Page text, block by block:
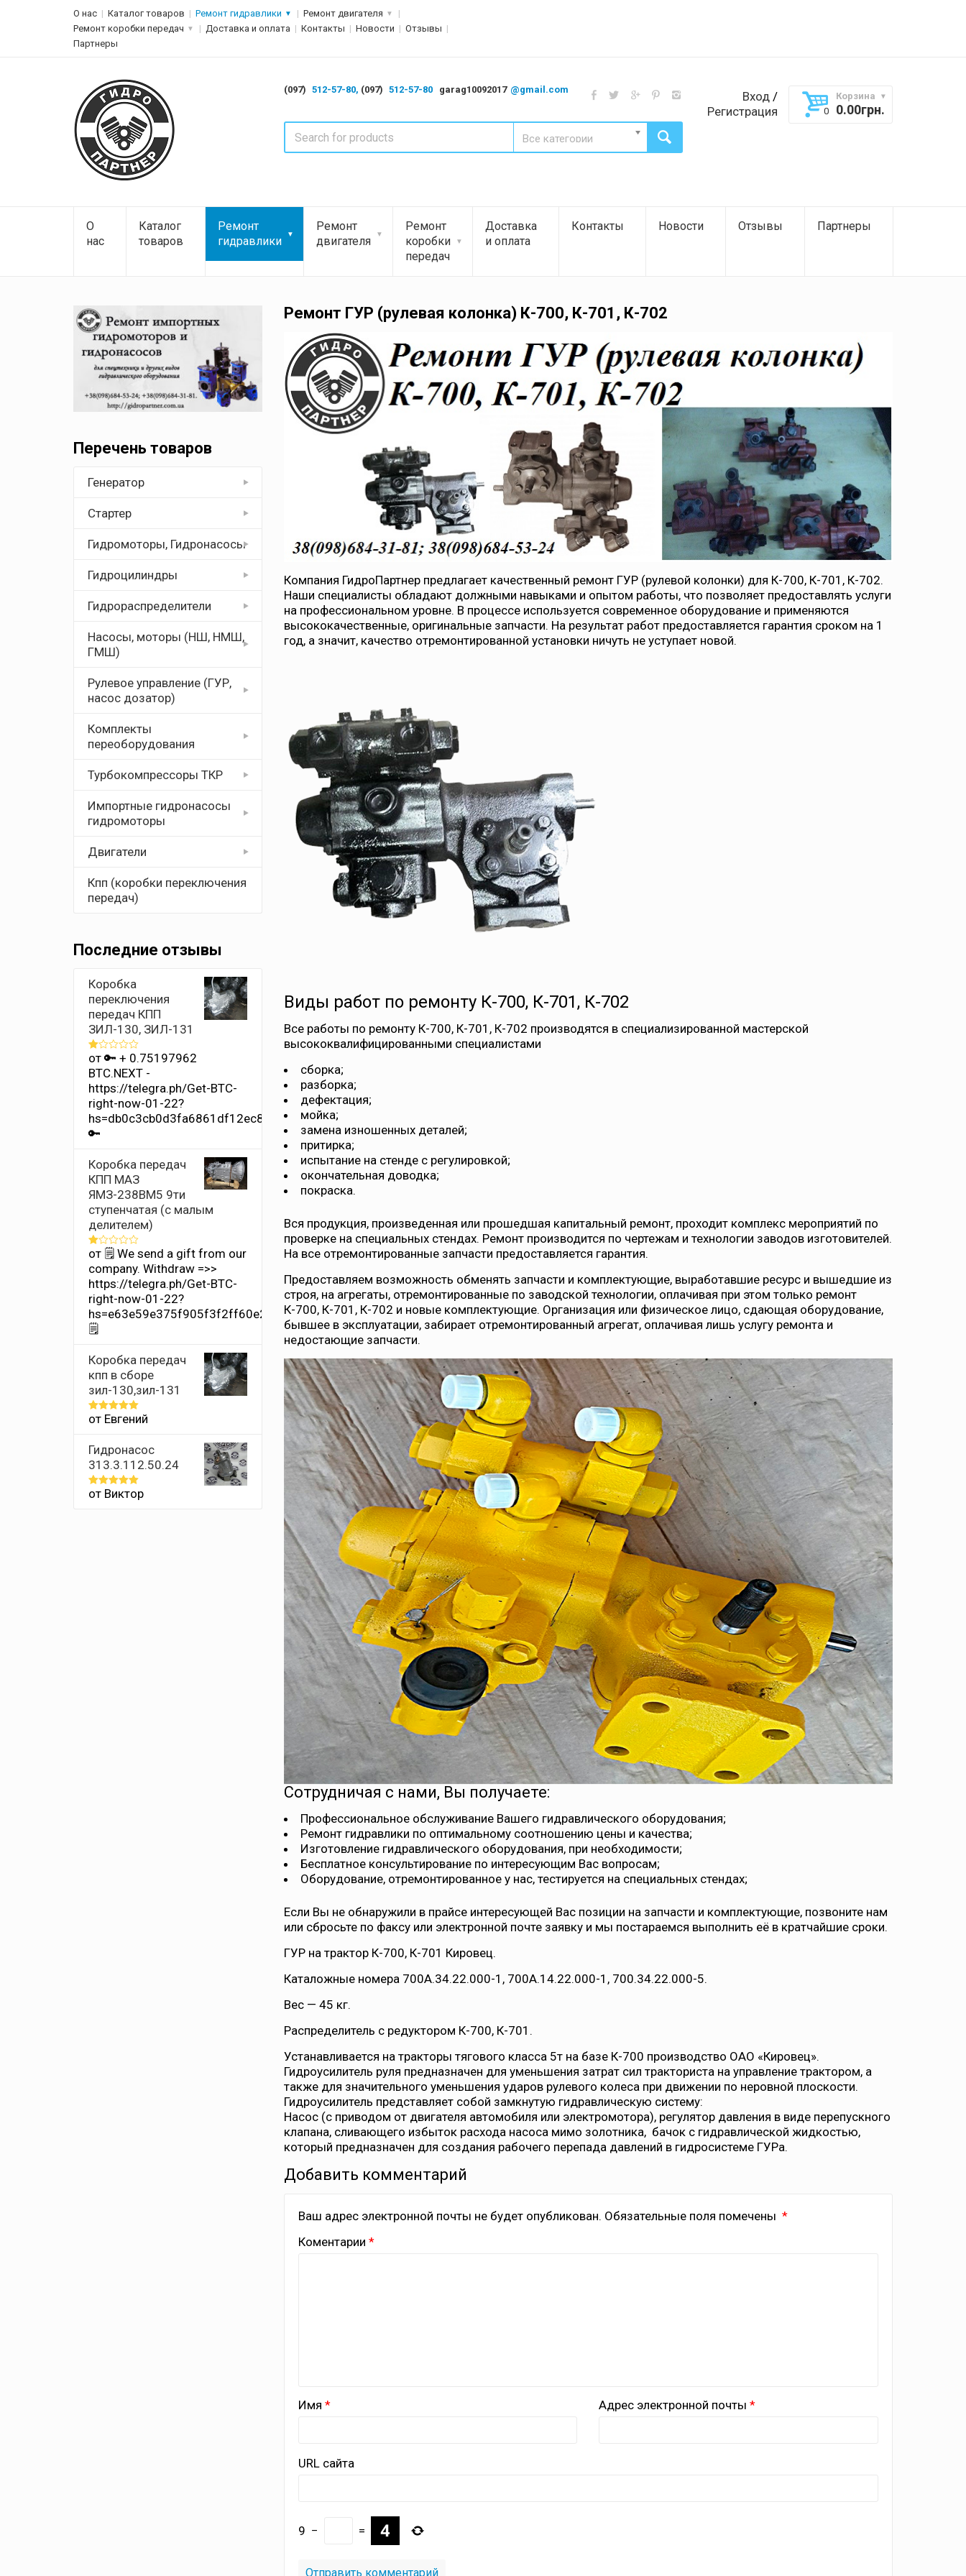
О нас Каталог товаров Ремонт гидравлики
Ремонт двигателя
Ремонт коробки передач
Доставка и оплата Контакты Новости
Отзывы
Партнеры
(097) 512-57-80, (097) 512-57-80 garag10092017 @gmail.com
Все категории
Вход /
Регистрация
Корзина
0.00грн.
О
нас
Каталог
товаров
Ремонт
гидравлики
Ремонт
двигателя
Ремонт
коробки
передач
Доставка
и оплата
Контакты Новости Отзывы Партнеры
Перечень товаров
Генератор
Стартер
Гидромоторы, Гидронасосы
Гидроцилиндры
Гидрораспределители
Насосы, моторы (НШ, НМШ,
ГМШ)
Рулевое управление (ГУР,
насос дозатор)
Комплекты
переоборудования
Турбокомпрессоры ТКР
Импортные гидронасосы
гидромоторы
Двигатели
Кпп (коробки переключения
передач)
Последние отзывы
Коробка
переключения
передач КПП
ЗИЛ-130, ЗИЛ-131
Оценка
1
из
5
от 🔑 + 0.75197962
BTC.NEXT -
https://telegra.ph/Get-BTC-
right-now-01-22?
hs=db0c3cb0d3fa6861df12ec8686b4e342&
🔑
Коробка передач
КПП МАЗ
ЯМЗ-238ВМ5 9ти
ступенчатая (с малым
делителем)
Оценка
из
5
от 🗒 We send a gift from our
company. Withdrаw =>>
https://telegra.ph/Get-BTC-
right-now-01-22?
hs=e63e59e375f905f3f2ff60e2011659ff&
🗒
Коробка передач
кпп в сборе
зил-130,зил-131
Оценка5
от Евгений
Гидронасос
313.3.112.50.24
Оценка5
от Виктор
Ремонт ГУР (рулевая колонка) К-700, К-701, К-702
Компания ГидроПартнер предлагает качественный ремонт ГУР (рулевой колонки) для К-700, К-701, К-702.
Наши специалисты обладают должными навыками и опытом работы, что позволяет предоставлять услуги
на профессиональном уровне. В процессе используется современное оборудование и применяются
высококачественные, оригинальные запчасти. На результат работ предоставляется гарантия сроком на 1
год, а значит, качество отремонтированной установки ничуть не уступает новой.
Виды работ по ремонту К-700, К-701, К-702
Все работы по ремонту К-700, К-701, К-702 производятся в специализированной мастерской
высококвалифицированными специалистами
сборка;
разборка;
дефектация;
мойка;
замена изношенных деталей;
притирка;
испытание на стенде с регулировкой;
окончательная доводка;
покраска.
Вся продукция, произведенная или прошедшая капитальный ремонт, проходит комплекс мероприятий по
проверке на специальных стендах. Ремонт производится по чертежам и технологии заводов изготовителей.
На все отремонтированные запчасти предоставляется гарантия.
Предоставляем возможность обменять запчасти и комплектующие, выработавшие ресурс и вышедшие из
строя, на агрегаты, отремонтированные по заводской технологии, оплачивая при этом только ремонт
К-700, К-701, К-702 и новые комплектующие. Организация или физическое лицо, сдающая оборудование,
бывшее в эксплуатации, забирает отремонтированный агрегат, оплачивая лишь услугу ремонта и
недостающие запчасти.
Сотрудничая с нами, Вы получаете:
Профессиональное обслуживание Вашего гидравлического оборудования;
Ремонт гидравлики по оптимальному соотношению цены и качества;
Изготовление гидравлического оборудования, при необходимости;
Бесплатное консультирование по интересующим Вас вопросам;
Оборудование, отремонтированное у нас, тестируется на специальных стендах;
Если Вы не обнаружили в прайсе интересующей Вас позиции на запчасти и комплектующие, позвоните нам
или сбросьте по факсу или электронной почте заявку и мы постараемся выполнить её в кратчайшие сроки.
ГУР на трактор К-700, К-701 Кировец.
Каталожные номера 700А.34.22.000-1, 700А.14.22.000-1, 700.34.22.000-5.
Вес — 45 кг.
Распределитель с редуктором К-700, К-701.
Устанавливается на тракторы тягового класса 5т на базе К-700 производство ОАО «Кировец».
Гидроусилитель руля предназначен для уменьшения затрат сил тракториста на управление трактором, а
также для значительного уменьшения ударов рулевого колеса при движении по неровной плоскости.
Гидроусилитель представляет собой замкнутую гидравлическую систему:
Насос (с приводом от двигателя автомобиля или электромотора), регулятор давления в виде перепускного
клапана, сливающего избыток расхода насоса мимо золотника, бачок с гидравлической жидкостью,
который предназначен для создания рабочего перепада давлений в гидросистеме ГУРа.
Добавить комментарий
Ваш адрес электронной почты не будет опубликован. Обязательные поля помечены
Коментарии
Имя Адрес электронной почты
URL сайта
9 − =